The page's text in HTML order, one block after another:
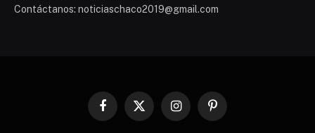
Contáctanos: noticiaschaco2019@gmail.com
Facebook
X
InstagramPinterest